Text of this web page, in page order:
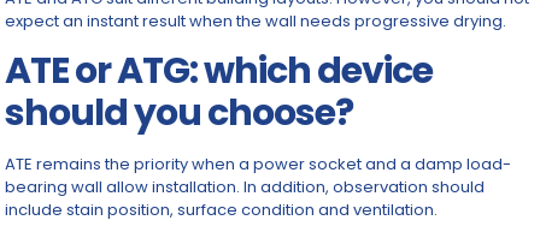
expect an instant result when the wall needs progressive drying.
ATE or ATG: which device
should you choose?
ATE remains the priority when a power socket and a damp load-
bearing wall allow installation. In addition, observation should
include stain position, surface condition and ventilation.